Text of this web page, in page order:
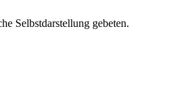
Selbstdarstellung gebeten.